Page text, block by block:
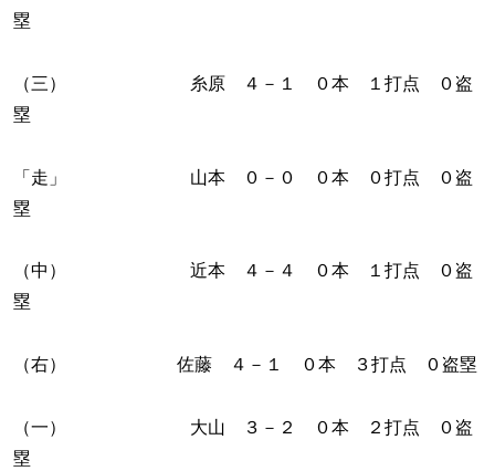
塁
（三） 糸原 ４－１ ０本 １打点 ０盗
塁
「走」 山本 ０－０ ０本 ０打点 ０盗
塁
（中） 近本 ４－４ ０本 １打点 ０盗
塁
（右） 佐藤 ４－１ ０本 ３打点 ０盗塁
（一） 大山 ３－２ ０本 ２打点 ０盗
塁